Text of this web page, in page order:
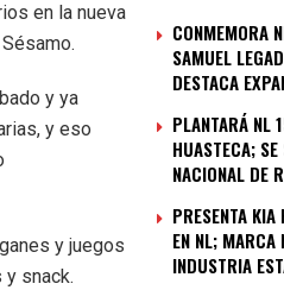
CONMEMORA
SAMUEL
DESTACA
PLANTARÁ NL
HUASTECA;
NACIONAL DE
PRESENTA
EN NL; MARCA
INDUSTRIA
en la nueva
y ya
y eso
y juegos
y snack.